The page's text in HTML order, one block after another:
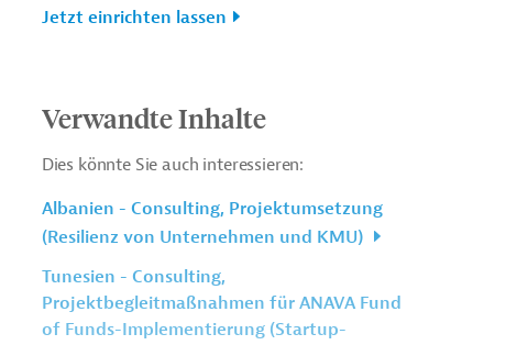
Jetzt einrichten lassen
Verwandte Inhalte
Dies könnte Sie auch interessieren:
Albanien - Consulting, Projektumsetzung
(Resilienz von Unternehmen und KMU)
Tunesien - Consulting,
Projektbegleitmaßnahmen für ANAVA Fund
of Funds-Implementierung (Startup-